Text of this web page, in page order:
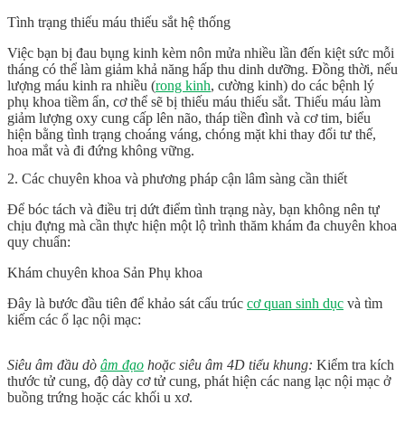
Tình trạng thiếu máu thiếu sắt hệ thống
Việc bạn bị đau bụng kinh kèm nôn mửa nhiều lần đến kiệt sức mỗi
tháng có thể làm giảm khả năng hấp thu dinh dưỡng. Đồng thời, nếu
lượng máu kinh ra nhiều (rong kinh, cường kinh) do các bệnh lý
phụ khoa tiềm ẩn, cơ thể sẽ bị thiếu máu thiếu sắt. Thiếu máu làm
giảm lượng oxy cung cấp lên não, tháp tiền đình và cơ tim, biểu
hiện bằng tình trạng choáng váng, chóng mặt khi thay đổi tư thế,
hoa mắt và đi đứng không vững.
2. Các chuyên khoa và phương pháp cận lâm sàng cần thiết
Để bóc tách và điều trị dứt điểm tình trạng này, bạn không nên tự
chịu đựng mà cần thực hiện một lộ trình thăm khám đa chuyên khoa
quy chuẩn:
Khám chuyên khoa Sản Phụ khoa
Đây là bước đầu tiên để khảo sát cấu trúc cơ quan sinh dục và tìm
kiếm các ổ lạc nội mạc:
Siêu âm đầu dò âm đạo hoặc siêu âm 4D tiểu khung: Kiểm tra kích
thước tử cung, độ dày cơ tử cung, phát hiện các nang lạc nội mạc ở
buồng trứng hoặc các khối u xơ.